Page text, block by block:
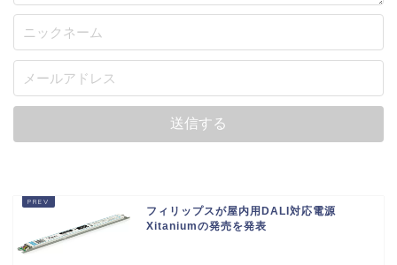
フィリップスが屋内用DALI対応電源
Xitaniumの発売を発表